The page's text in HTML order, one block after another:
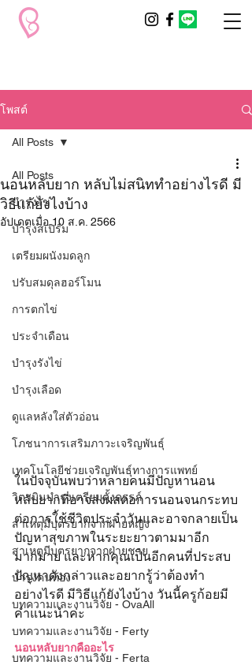
โพสต์
All Posts
บำรุงไข่
บำรุงสเปิร์ม
เตรียมผนังมดลูก
ปรับสมดุลฮอร์โมน
การตกไข่
ประจำเดือน
บำรุงรังไข่
บำรุงเลือด
ดูแลหลังใส่ตัวอ่อน
โภชนาการเสริมภาวะเจริญพันธุ์
เทคโนโลยีช่วยเจริญพันธุ์ทางการแพทย์
วิตามินบำรุงเตรียมตั้งครรภ์
สาเหตุมีบุตรยากจากฝ่ายหญิง
สาเหตุมีบุตรยากจากฝ่ายชาย
บำรุงคนท้อง
บทความและงานวิจัย - OvaAll
บทความและงานวิจัย - Ferty
บทความและงานวิจัย - Ferta
All Posts
นอนหลับยาก หลับไม่สนิททำอย่างไรดี มี
วิธีแก้ยังไงบ้าง
อัปเดตเมื่อ10 ส.ค. 2566
ในปัจจุบันพบว่าหลายคนมีปัญหานอน
หลับยากที่อาจส่งผลต่อการนอนจนกระทบ
ต่อการใ้ช้ชีวิตประจำวันและอาจกลายเป็น
ปัญหาสุขภาพในระยะยาวตามมาอีก
มากมาย และหากคุณเป็นอีกคนที่ประสบ
ปัญหาดังกล่าวและอยากรู้ว่าต้องทำ
อย่างไรดี มีวิธีแก้ยังไงบ้าง วันนี้ครูก้อยมี
คำแนะนำค่ะ
นอนหลับยากคืออะไร